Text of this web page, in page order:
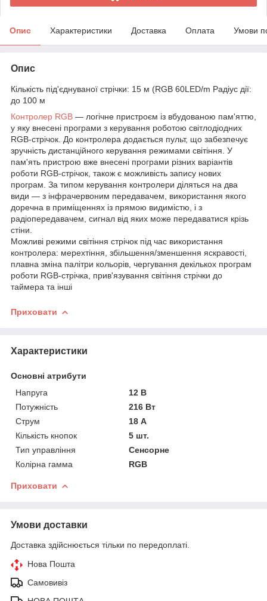
Опис Характеристики Доставка Оплата Умови
Опис
Кількість під'єднуваної стрічки: 15 м (RGB 60LED/m Радіус дії:
до 100 м
Контролер RGB — логічне пристроєм із вбудованою пам'яттю,
у яку внесені програми з керування роботою світлодіодних
RGB-стрічок. До контролера додається пульт, що забезпечує
зручність дистанційного керування режимами світіння. У
пам'ять пристрою вже внесені програми різних варіантів
роботи RGB-стрічок, також є можливість запису нових
програм. За типом керування контролери діляться на два
види — з інфрачервоним передавачем, використання якого
доречна в приміщеннях із прямою видимістю, і з
радіопередавачем, сигнал від яких може передаватися крізь
стіни.
Можливі режими світіння стрічок під час використання
контролера: мерехтіння, збільшення/зменшення яскравості,
плавна зміна палітри кольорів, чергування декількох програм
роботи RGB-стрічка, прив'язування світіння стрічки до
таймера та інші
Приховати
Характеристики
Основні атрибути
Напруга
12 В
Потужність
216 Вт
Струм
18 А
Кількість кнопок
5 шт.
Тип управління
Сенсорне
Колірна гамма
RGB
Приховати
Умови доставки
Доставка здійснюється тільки по передоплаті.
Нова Пошта
Самовивіз